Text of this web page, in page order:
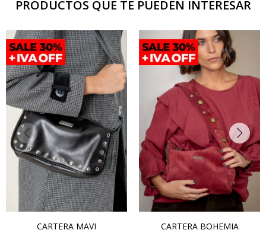
PRODUCTOS QUE TE PUEDEN INTERESAR
CARTERA MAVI CARTERA BOHEMIA